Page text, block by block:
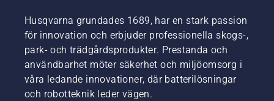
Husqvarna grundades 1689, har en stark passion
för innovation och erbjuder professionella skogs-,
park- och trädgårdsprodukter. Prestanda och
användbarhet möter säkerhet och miljöomsorg i
våra ledande innovationer, där batterilösningar
och robotteknik leder vägen.